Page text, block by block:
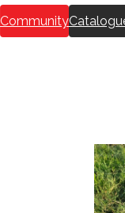
Community